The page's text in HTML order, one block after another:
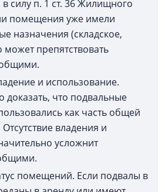
в силу п. 1 ст. 36 Жилищного
помещения уже имели
назначения (складское,
может препятствовать
и использование.
что подвальные
как часть общей
владения и
усложнит
помещений. Если подвалы в